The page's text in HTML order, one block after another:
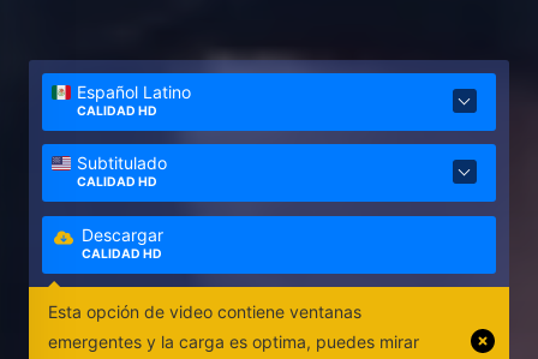
Español Latino
CALIDAD HD
Subtitulado
CALIDAD HD
Descargar
CALIDAD HD
Esta opción de video contiene ventanas
emergentes y la carga es optima, puedes mirar